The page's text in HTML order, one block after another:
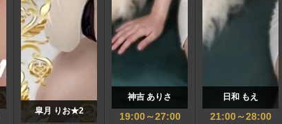
皐月 りお★2
神吉 ありさ
19:00～27:00
日和 もえ
21:00～28:00